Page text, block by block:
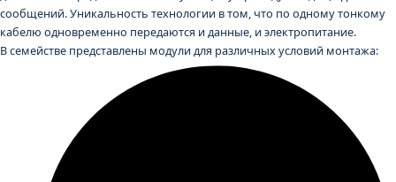
сообщений. Уникальность технологии в том, что по одному тонкому
кабелю одновременно передаются и данные, и электропитание.
В семействе представлены модули для различных условий монтажа: